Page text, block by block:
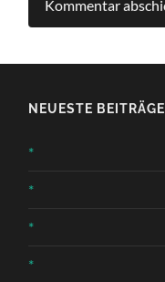
NEUESTE BEITRÄGE
*
*
*
*